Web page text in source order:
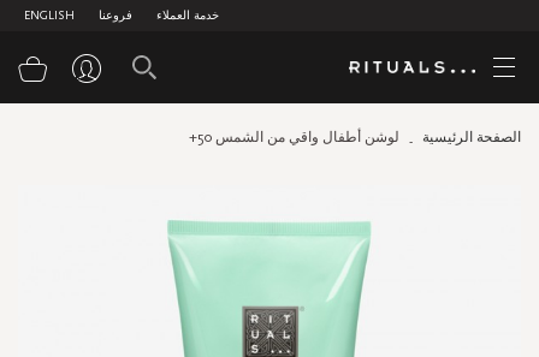
ENGLISH فروعنا خدمة العملاء
الصفحة الرئيسية لوشن أطفال واقي من الشمس 50+